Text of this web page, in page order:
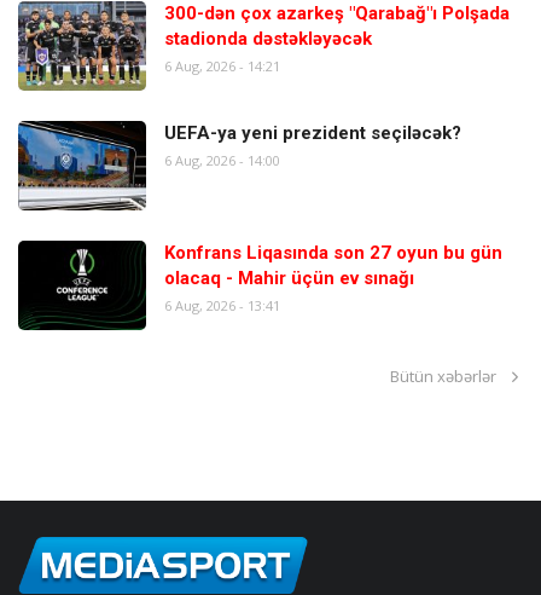
300-dən çox azarkeş "Qarabağ"ı Polşada
stadionda dəstəkləyəcək
6 Aug, 2026 - 14:21
UEFA-ya yeni prezident seçiləcək?
6 Aug, 2026 - 14:00
Konfrans Liqasında son 27 oyun bu gün
olacaq - Mahir üçün ev sınağı
6 Aug, 2026 - 13:41
Bütün xəbərlər